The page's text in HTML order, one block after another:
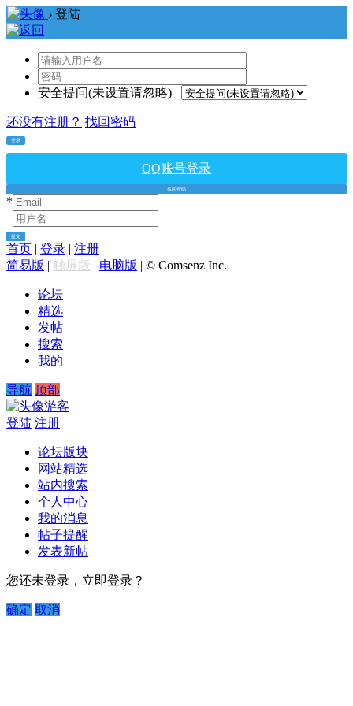
› 登陆
安全提问(未设置请忽略)
还没有注册？ 找回密码
登录
QQ账号登录
找回密码
*
提交
首页 | 登录 | 注册
简易版 | 触屏版 | 电脑版 | © Comsenz Inc.
论坛
精选
发帖
搜索
我的
导航 顶部
游客
登陆 注册
论坛版块
网站精选
站内搜索
个人中心
我的消息
帖子提醒
发表新帖
您还未登录，立即登录？
确定 取消